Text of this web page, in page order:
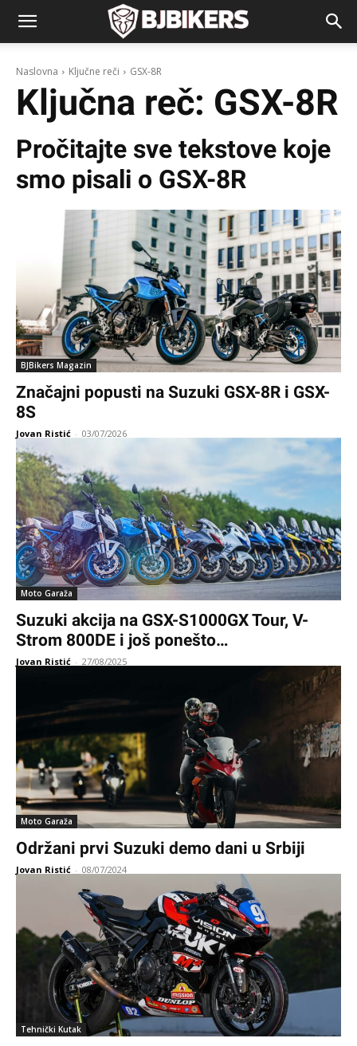
Naslovna Ključne reči GSX-8R
Ključna reč: GSX-8R
Pročitajte sve tekstove koje
smo pisali o GSX-8R
BJBikers Magazin
Značajni popusti na Suzuki GSX-8R i GSX-
8S
Jovan Ristić - 03/07/2026
Moto Garaža
Suzuki akcija na GSX-S1000GX Tour, V-
Strom 800DE i još ponešto…
Jovan Ristić - 27/08/2025
Moto Garaža
Održani prvi Suzuki demo dani u Srbiji
Jovan Ristić - 08/07/2024
Tehnički Kutak